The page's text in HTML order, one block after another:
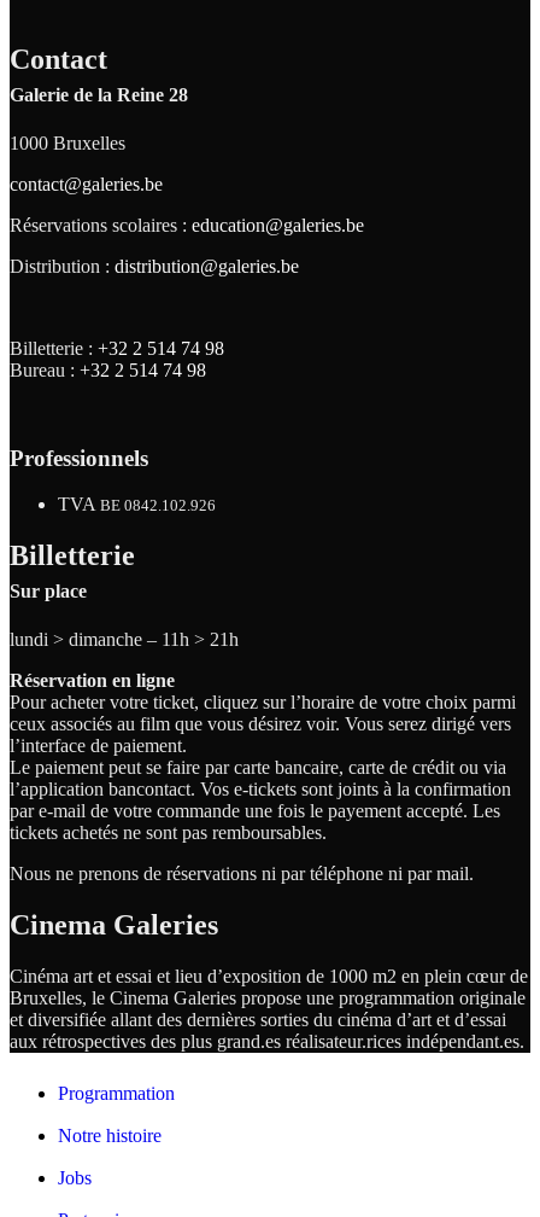
Contact
Galerie de la Reine 28
1000 Bruxelles
contact@galeries.be
Réservations scolaires : education@galeries.be
Distribution : distribution@galeries.be
Billetterie : +32 2 514 74 98
Bureau : +32 2 514 74 98
Professionnels
TVA BE 0842.102.926
Billetterie
Sur place
lundi > dimanche – 11h > 21h
Réservation en ligne
Pour acheter votre ticket, cliquez sur l’horaire de votre choix parmi
ceux associés au film que vous désirez voir. Vous serez dirigé vers
l’interface de paiement.
Le paiement peut se faire par carte bancaire, carte de crédit ou via
l’application bancontact. Vos e-tickets sont joints à la confirmation
par e-mail de votre commande une fois le payement accepté. Les
tickets achetés ne sont pas remboursables.
Nous ne prenons de réservations ni par téléphone ni par mail.
Cinema Galeries
Cinéma art et essai et lieu d’exposition de 1000 m2 en plein cœur de
Bruxelles, le Cinema Galeries propose une programmation originale
et diversifiée allant des dernières sorties du cinéma d’art et d’essai
aux rétrospectives des plus grand.es réalisateur.rices indépendant.es.
Programmation
Notre histoire
Jobs